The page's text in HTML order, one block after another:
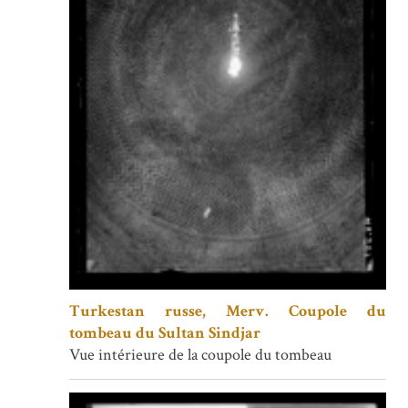
Turkestan russe, Merv. Coupole du
tombeau du Sultan Sindjar
Vue intérieure de la coupole du tombeau